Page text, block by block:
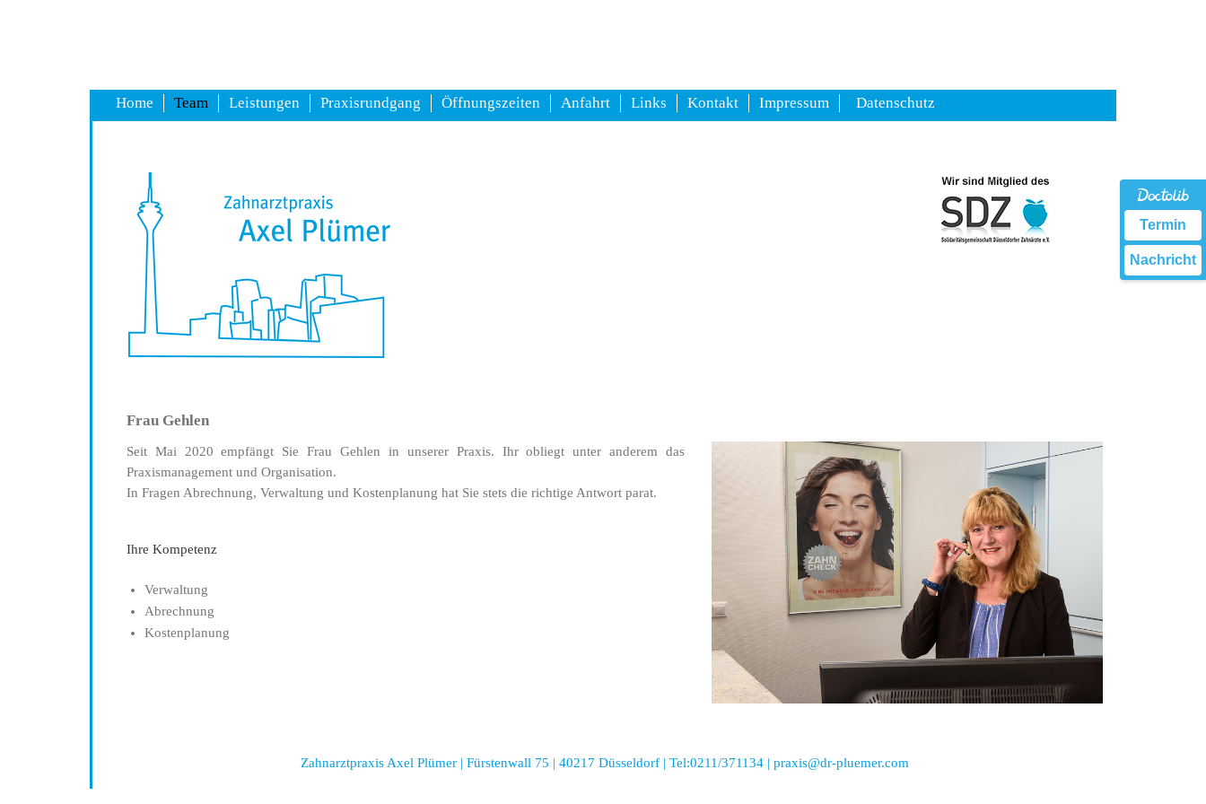
Home Team Leistungen Praxisrundgang Öffnungszeiten Anfahrt Links Kontakt Impressum Datenschutz
Frau Gehlen
Seit Mai 2020 empfängt Sie Frau Gehlen in unserer Praxis. Ihr obliegt unter anderem das
Praxismanagement und Organisation.
In Fragen Abrechnung, Verwaltung und Kostenplanung hat Sie stets die richtige Antwort parat.
Ihre Kompetenz
Verwaltung
Abrechnung
Kostenplanung
Termin
Nachricht
Zahnarztpraxis Axel Plümer | Fürstenwall 75 | 40217 Düsseldorf | Tel:0211/371134 | praxis@dr-pluemer.com